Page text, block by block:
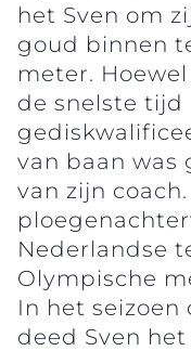
het Sven om
goud binnen
meter.
de snelste tijd
van baan was
van zijn
Nederlandse
Olympische
In het
deed Sven